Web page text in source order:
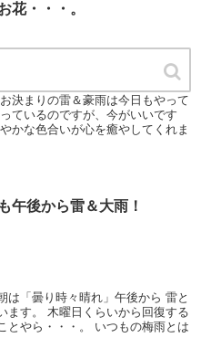
花・・・。
決まりの雷＆豪雨は今日もやって
ているのですが、今がいいです
かな色合いが心を癒やしてくれま
午後から雷＆大雨！
は「曇り時々晴れ」午後から 雷と
ます。 木曜日くらいから回復する
とやら・・・。 いつもの梅雨とは